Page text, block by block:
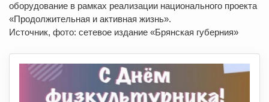
оборудование в рамках реализации национального проекта
«Продолжительная и активная жизнь».
Источник, фото: сетевое издание «Брянская губерния»